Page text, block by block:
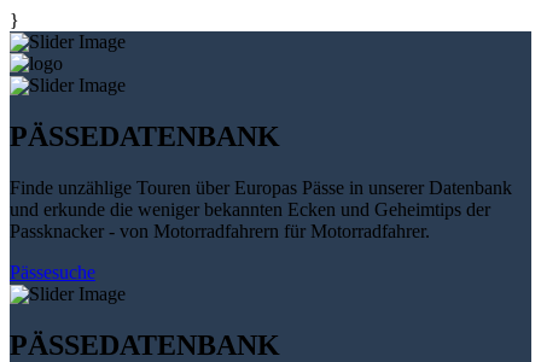
}
PÄSSEDATENBANK
Finde unzählige Touren über Europas Pässe in unserer Datenbank
und erkunde die weniger bekannten Ecken und Geheimtips der
Passknacker - von Motorradfahrern für Motorradfahrer.
Pässesuche
PÄSSEDATENBANK